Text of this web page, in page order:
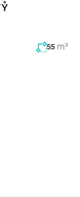
55 m²